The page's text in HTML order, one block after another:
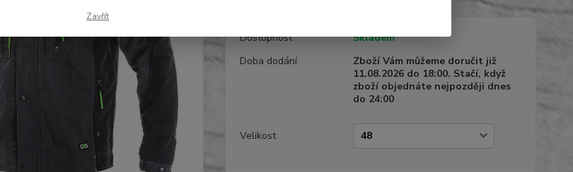
Dostupnost
Skladem
Doba dodání
Zboží Vám můžeme doručit již
11.08.2026 do 18:00. Stačí, když
zboží objednáte nejpozději dnes
do 24:00
Velikost
Zavřít